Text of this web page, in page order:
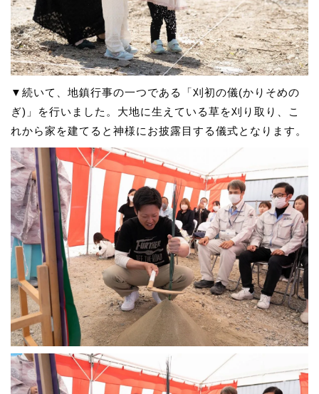
▼続いて、地鎮行事の一つである「刈初の儀(かりそめの
ぎ)」を行いました。大地に生えている草を刈り取り、こ
れから家を建てると神様にお披露目する儀式となります。